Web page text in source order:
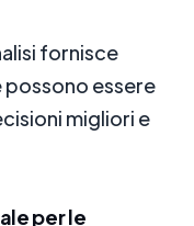
fornisce
essere
migliori e
per le